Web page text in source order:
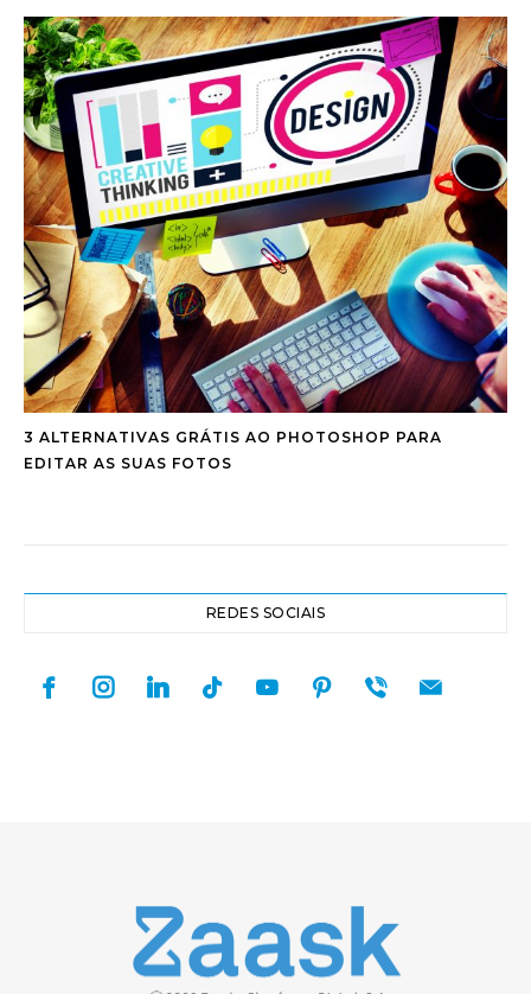
3 ALTERNATIVAS GRÁTIS AO PHOTOSHOP PARA
EDITAR AS SUAS FOTOS
REDES SOCIAIS
facebookinstagramlinkedintiktok youtubepinterest
viber mail